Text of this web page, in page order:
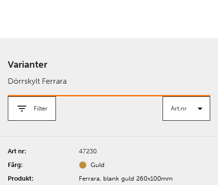
Varianter
Dörrskylt Ferrara
Filter
47230
Guld
Ferrara, blank guld 260x100mm